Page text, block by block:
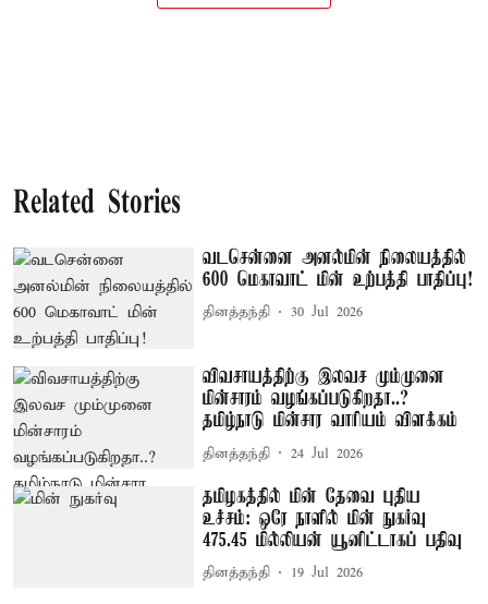
Related Stories
வடசென்னை அனல்மின் நிலையத்தில்
600 மெகாவாட் மின் உற்பத்தி பாதிப்பு!
தினத்தந்தி 30 Jul 2026
விவசாயத்திற்கு இலவச மும்முனை
மின்சாரம் வழங்கப்படுகிறதா..?
தமிழ்நாடு மின்சார வாரியம் விளக்கம்
தினத்தந்தி 24 Jul 2026
தமிழகத்தில் மின் தேவை புதிய
உச்சம்: ஒரே நாளில் மின் நுகர்வு
475.45 மில்லியன் யூனிட்டாகப் பதிவு
தினத்தந்தி 19 Jul 2026